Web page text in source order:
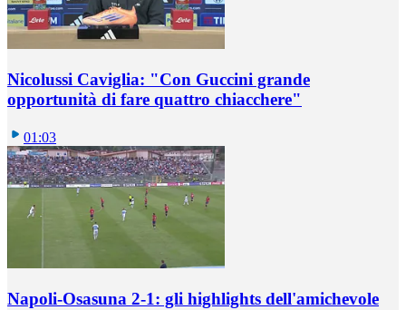
Nicolussi Caviglia: "Con Guccini grande
opportunità di fare quattro chiacchere"
01:03
Napoli-Osasuna 2-1: gli highlights dell'amichevole